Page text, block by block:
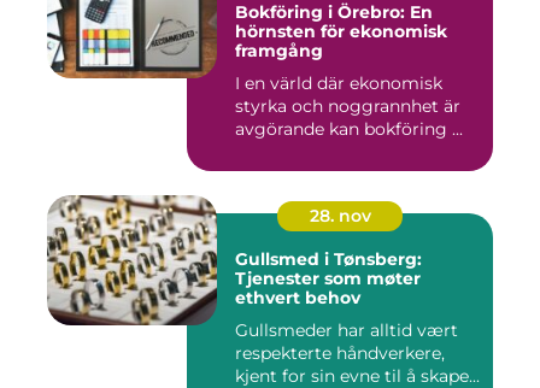
Bokföring i Örebro: En
hörnsten för ekonomisk
framgång
I en värld där ekonomisk
styrka och noggrannhet är
avgörande kan bokföring ...
28. nov
Gullsmed i Tønsberg:
Tjenester som møter
ethvert behov
Gullsmeder har alltid vært
respekterte håndverkere,
kjent for sin evne til å skape...